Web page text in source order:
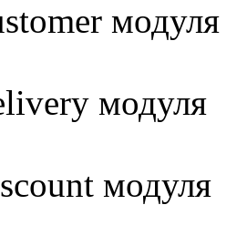
модуля
модуля
модуля